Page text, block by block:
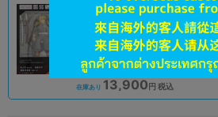
状態 :未開封
札幌店本館
在庫あり 13,900円 税込